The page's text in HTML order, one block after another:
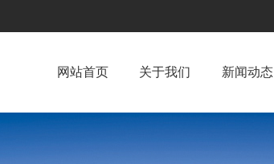
网站首页 关于我们 新闻动态